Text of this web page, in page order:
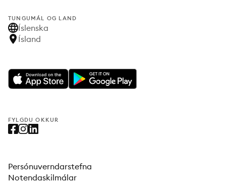
TUNGUMÁL OG LAND
Íslenska
Ísland
FYLGDU OKKUR
Persónuverndarstefna
Notendaskilmálar